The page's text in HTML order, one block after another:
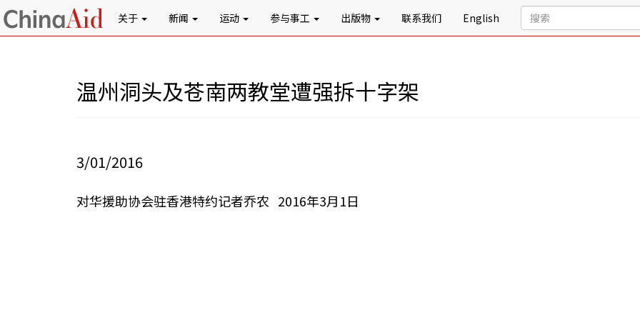
关于 新闻 运动 参与事工 出版物 联系我们 English
温州洞头及苍南两教堂遭强拆十字架
3/01/2016
对华援助协会驻香港特约记者乔农 2016年3月1日